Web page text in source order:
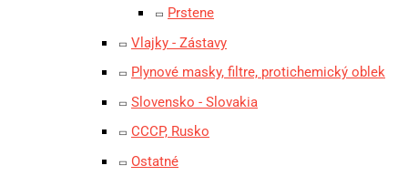
Prstene
Vlajky - Zástavy
Plynové masky, filtre, protichemický oblek
Slovensko - Slovakia
CCCP, Rusko
Ostatné